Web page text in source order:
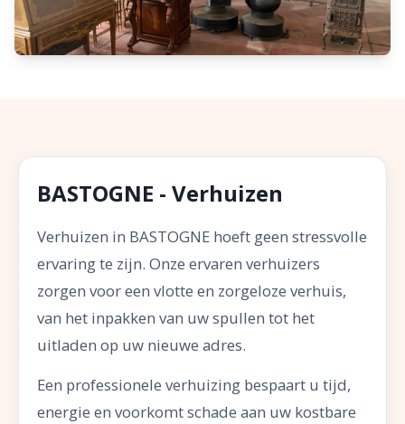
BASTOGNE - Verhuizen
Verhuizen in BASTOGNE hoeft geen stressvolle
ervaring te zijn. Onze ervaren verhuizers
zorgen voor een vlotte en zorgeloze verhuis,
van het inpakken van uw spullen tot het
uitladen op uw nieuwe adres.
Een professionele verhuizing bespaart u tijd,
energie en voorkomt schade aan uw kostbare